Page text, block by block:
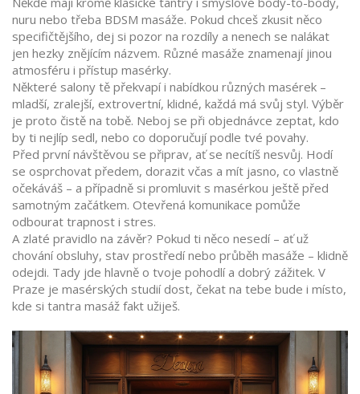
nuru nebo třeba BDSM masáže. Pokud chceš zkusit něco
specifičtějšího, dej si pozor na rozdíly a nenech se nalákat
jen hezky znějícím názvem. Různé masáže znamenají jinou
atmosféru i přístup masérky.
Některé salony tě překvapí i nabídkou různých masérek –
mladší, zralejší, extrovertní, klidné, každá má svůj styl. Výběr
je proto čistě na tobě. Neboj se při objednávce zeptat, kdo
by ti nejlíp sedl, nebo co doporučují podle tvé povahy.
Před první návštěvou se připrav, ať se necítíš nesvůj. Hodí
se osprchovat předem, dorazit včas a mít jasno, co vlastně
očekáváš – a případně si promluvit s masérkou ještě před
samotným začátkem. Otevřená komunikace pomůže
odbourat trapnost i stres.
A zlaté pravidlo na závěr? Pokud ti něco nesedí – ať už
chování obsluhy, stav prostředí nebo průběh masáže – klidně
odejdi. Tady jde hlavně o tvoje pohodlí a dobrý zážitek. V
Praze je masérských studií dost, čekat na tebe bude i místo,
kde si tantra masáž fakt užiješ.